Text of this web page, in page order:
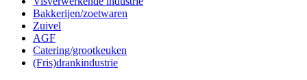
Bakkerijen/zoetwaren
Zuivel
AGF
Catering/grootkeuken
(Fris)drankindustrie